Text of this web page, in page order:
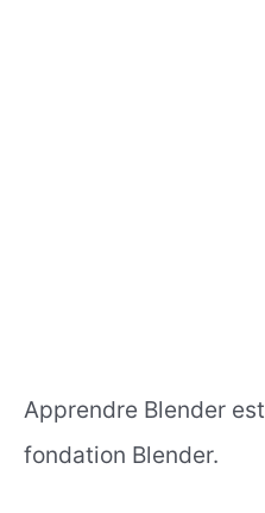
Apprendre Blender est
fondation Blender.